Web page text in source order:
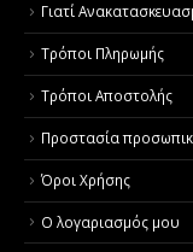
Γιατί
Τρόποι Πληρωμής
Τρόποι Αποστολής
Προστασία
Όροι Χρήσης
Ο λογαριασμός μου